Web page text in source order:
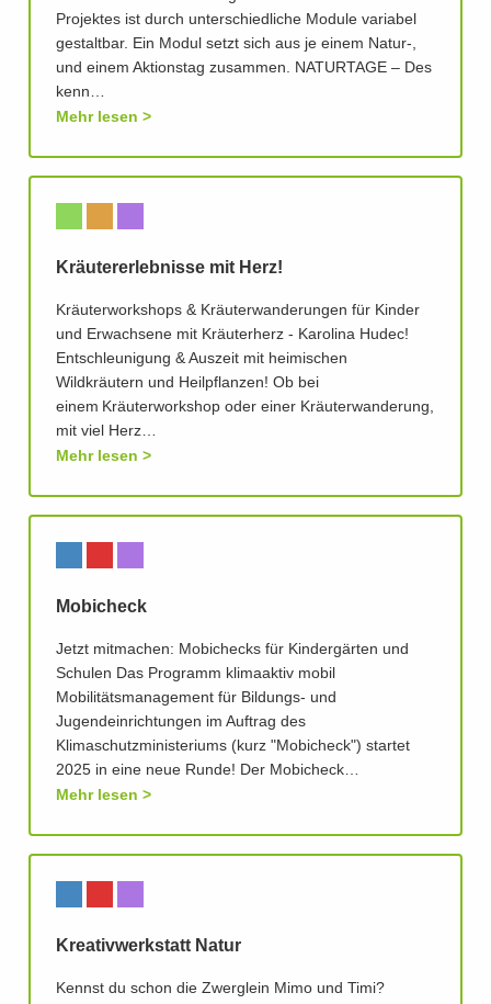
Projektes ist durch unterschiedliche Module variabel
gestaltbar. Ein Modul setzt sich aus je einem Natur-,
und einem Aktionstag zusammen. NATURTAGE – Des
kenn…
Mehr lesen
Kräutererlebnisse mit Herz!
Kräuterworkshops & Kräuterwanderungen für Kinder
und Erwachsene mit Kräuterherz - Karolina Hudec!
Entschleunigung & Auszeit mit heimischen
Wildkräutern und Heilpflanzen! Ob bei
einem Kräuterworkshop oder einer Kräuterwanderung,
mit viel Herz…
Mehr lesen
Mobicheck
Jetzt mitmachen: Mobichecks für Kindergärten und
Schulen Das Programm klimaaktiv mobil
Mobilitätsmanagement für Bildungs- und
Jugendeinrichtungen im Auftrag des
Klimaschutzministeriums (kurz "Mobicheck") startet
2025 in eine neue Runde! Der Mobicheck…
Mehr lesen
Kreativwerkstatt Natur
Kennst du schon die Zwerglein Mimo und Timi?